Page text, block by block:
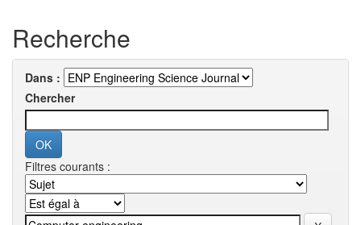
Recherche
Dans :
Chercher
Filtres courants :